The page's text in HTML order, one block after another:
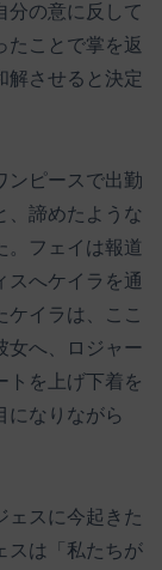
分の意に反して
たことで掌を返
解させると決定
ンピースで出勤
、諦めたような
。フェイは報道
スへケイラを通
ケイラは、ここ
女へ、ロジャー
トを上げ下着を
になりながら
ェスに今起きた
スは「私たちが